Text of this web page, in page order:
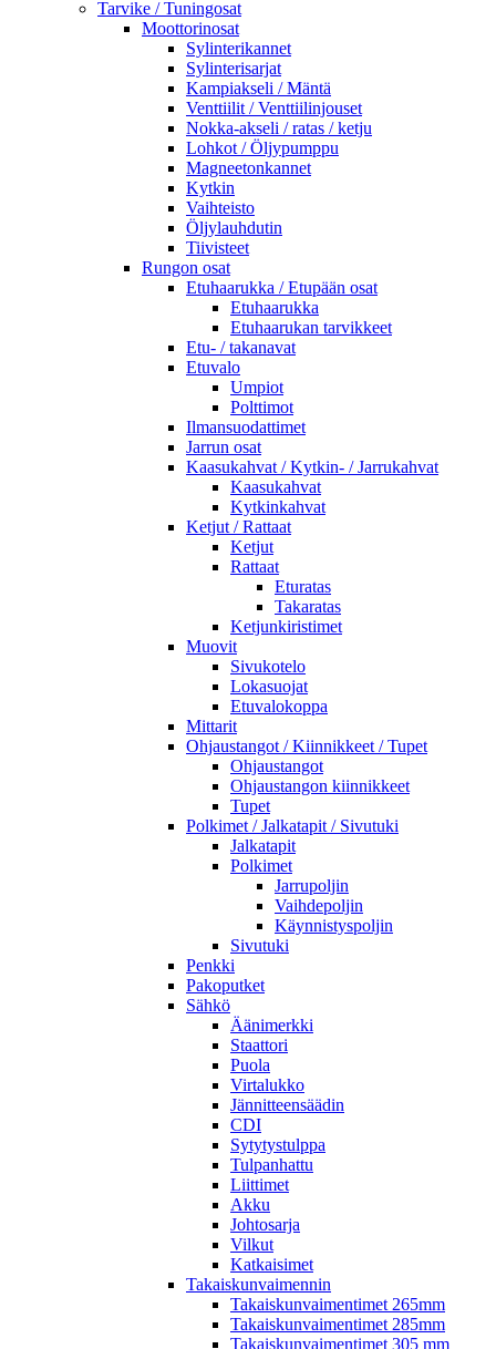
Tarvike / Tuningosat
Moottorinosat
Sylinterikannet
Sylinterisarjat
Kampiakseli / Mäntä
Venttiilit / Venttiilinjouset
Nokka-akseli / ratas / ketju
Lohkot / Öljypumppu
Magneetonkannet
Kytkin
Vaihteisto
Öljylauhdutin
Tiivisteet
Rungon osat
Etuhaarukka / Etupään osat
Etuhaarukka
Etuhaarukan tarvikkeet
Etu- / takanavat
Etuvalo
Umpiot
Polttimot
Ilmansuodattimet
Jarrun osat
Kaasukahvat / Kytkin- / Jarrukahvat
Kaasukahvat
Kytkinkahvat
Ketjut / Rattaat
Ketjut
Rattaat
Eturatas
Takaratas
Ketjunkiristimet
Muovit
Sivukotelo
Lokasuojat
Etuvalokoppa
Mittarit
Ohjaustangot / Kiinnikkeet / Tupet
Ohjaustangot
Ohjaustangon kiinnikkeet
Tupet
Polkimet / Jalkatapit / Sivutuki
Jalkatapit
Polkimet
Jarrupoljin
Vaihdepoljin
Käynnistyspoljin
Sivutuki
Penkki
Pakoputket
Sähkö
Äänimerkki
Staattori
Puola
Virtalukko
Jännitteensäädin
CDI
Sytytystulppa
Tulpanhattu
Liittimet
Akku
Johtosarja
Vilkut
Katkaisimet
Takaiskunvaimennin
Takaiskunvaimentimet 265mm
Takaiskunvaimentimet 285mm
Takaiskunvaimentimet 305 mm